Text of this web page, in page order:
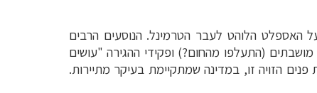
האספלט הלוהט לעבר הטרמינל. הנוסעים הרבים
(התעלפו מהחום?) ופקידי ההגירה "עושים
הזויה זו, במדינה שמתקיימת בעיקר מתיירות.